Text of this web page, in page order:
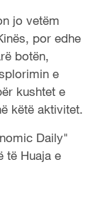
jo vetëm
por edhe
botën,
e
kushtet e
këtë aktivitet.
Daily"
të Huaja e